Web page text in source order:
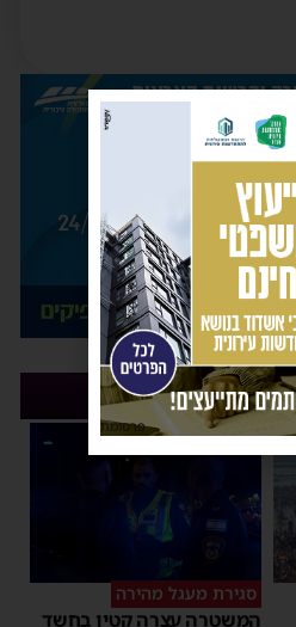
סגירת מעגל מהירה
המשטרה עצרה קטין בחשד
פרסומת